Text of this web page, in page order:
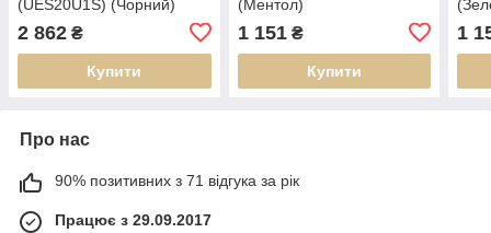
(UES20U1S) (Чорний)
2 862 ₴
Купити
(Ментол)
1 151₴
Купити
1
Про нас
90% позитивних з 71 відгука за рік
Працює з 29.09.2017